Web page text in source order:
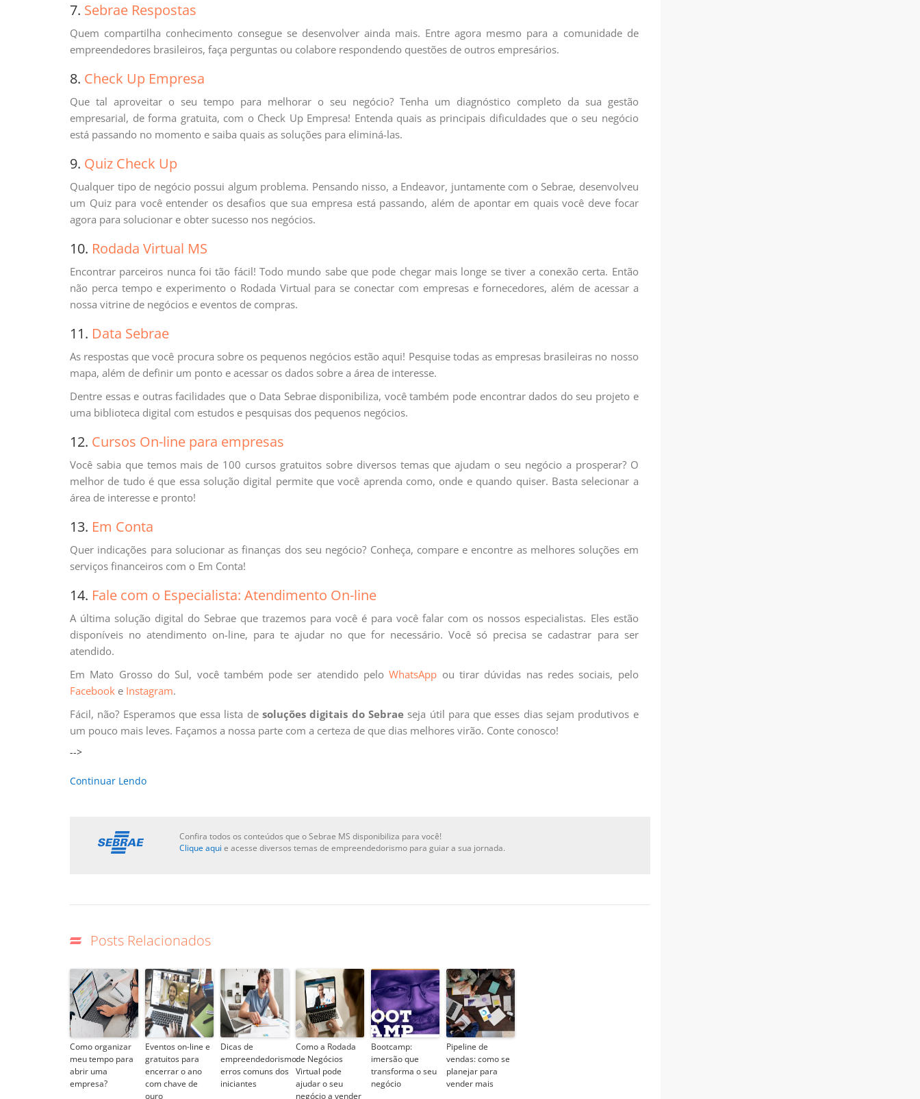
7. Sebrae Respostas
Quem compartilha conhecimento consegue se desenvolver ainda mais. Entre agora mesmo para a comunidade de
empreendedores brasileiros, faça perguntas ou colabore respondendo questões de outros empresários.
8. Check Up Empresa
Que tal aproveitar o seu tempo para melhorar o seu negócio? Tenha um diagnóstico completo da sua gestão
empresarial, de forma gratuita, com o Check Up Empresa! Entenda quais as principais dificuldades que o seu negócio
está passando no momento e saiba quais as soluções para eliminá-las.
9. Quiz Check Up
Qualquer tipo de negócio possui algum problema. Pensando nisso, a Endeavor, juntamente com o Sebrae, desenvolveu
um Quiz para você entender os desafios que sua empresa está passando, além de apontar em quais você deve focar
agora para solucionar e obter sucesso nos negócios.
10. Rodada Virtual MS
Encontrar parceiros nunca foi tão fácil! Todo mundo sabe que pode chegar mais longe se tiver a conexão certa. Então
não perca tempo e experimento o Rodada Virtual para se conectar com empresas e fornecedores, além de acessar a
nossa vitrine de negócios e eventos de compras.
11. Data Sebrae
As respostas que você procura sobre os pequenos negócios estão aqui! Pesquise todas as empresas brasileiras no nosso
mapa, além de definir um ponto e acessar os dados sobre a área de interesse.
Dentre essas e outras facilidades que o Data Sebrae disponibiliza, você também pode encontrar dados do seu projeto e
uma biblioteca digital com estudos e pesquisas dos pequenos negócios.
12. Cursos On-line para empresas
Você sabia que temos mais de 100 cursos gratuitos sobre diversos temas que ajudam o seu negócio a prosperar? O
melhor de tudo é que essa solução digital permite que você aprenda como, onde e quando quiser. Basta selecionar a
área de interesse e pronto!
13. Em Conta
Quer indicações para solucionar as finanças dos seu negócio? Conheça, compare e encontre as melhores soluções em
serviços financeiros com o Em Conta!
14. Fale com o Especialista: Atendimento On-line
A última solução digital do Sebrae que trazemos para você é para você falar com os nossos especialistas. Eles estão
disponíveis no atendimento on-line, para te ajudar no que for necessário. Você só precisa se cadastrar para ser
atendido.
Em Mato Grosso do Sul, você também pode ser atendido peloWhatsApp ou tirar dúvidas nas redes sociais, pelo
Facebook e Instagram.
Fácil, não? Esperamos que essa lista desoluções digitais do Sebraeseja útil para que esses dias sejam produtivos e
um pouco mais leves. Façamos a nossa parte com a certeza de que dias melhores virão. Conte conosco!
-->
Continuar Lendo
Confira todos os conteúdos que o Sebrae MS disponibiliza para você!
Clique aqui e acesse diversos temas de empreendedorismo para guiar a sua jornada.
Posts Relacionados
Como organizar
meu tempo para
abrir uma
empresa?
Eventos on-line e
gratuitos para
encerrar o ano
com chave de
ouro
Dicas de
empreendedorismo:
erros comuns dos
iniciantes
Como a Rodada
de Negócios
Virtual pode
ajudar o seu
negócio a vender
Bootcamp:
imersão que
transforma o seu
negócio
Pipeline de
vendas: como se
planejar para
vender mais